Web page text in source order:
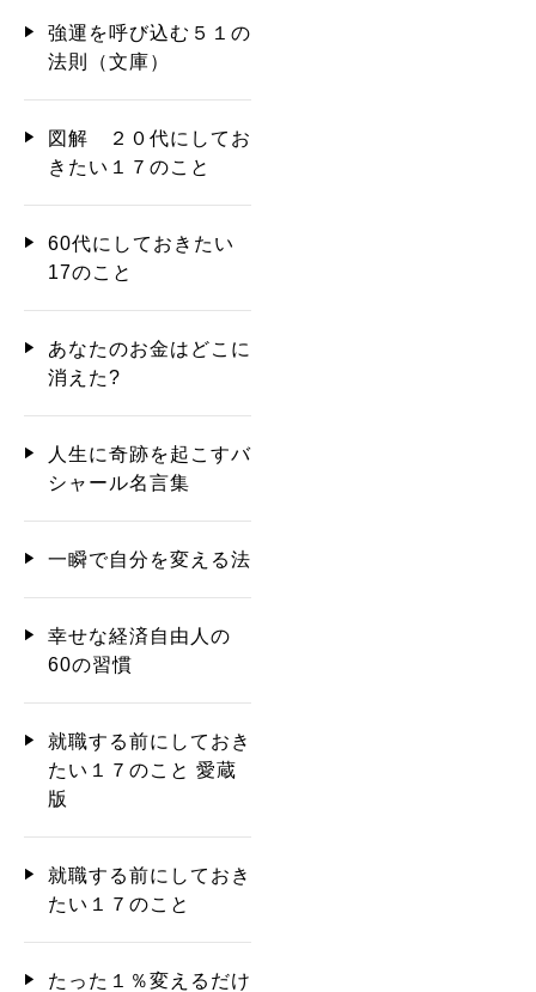
強運を呼び込む５１の
法則（文庫）
図解 ２０代にしてお
きたい１７のこと
60代にしておきたい
17のこと
あなたのお金はどこに
消えた?
人生に奇跡を起こすバ
シャール名言集
一瞬で自分を変える法
幸せな経済自由人の
60の習慣
就職する前にしておき
たい１７のこと 愛蔵
版
就職する前にしておき
たい１７のこと
たった１％変えるだけ